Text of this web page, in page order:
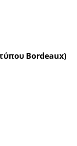
Bordeaux)